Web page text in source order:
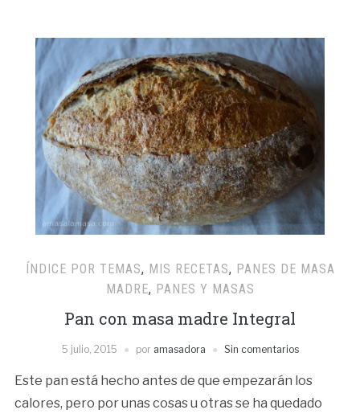
ÍNDICE POR TEMAS, MIS RECETAS, PANES DE MASA
MADRE, PANES Y MASAS
Pan con masa madre Integral
5 julio, 2015 por amasadora Sin comentarios
Este pan está hecho antes de que empezarán los
calores, pero por unas cosas u otras se ha quedado